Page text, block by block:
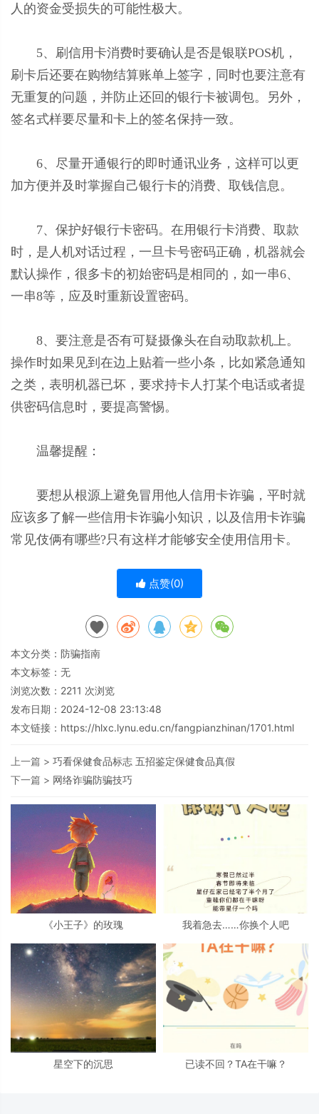
人的资金受损失的可能性极大。
5、刷信用卡消费时要确认是否是银联POS机，
刷卡后还要在购物结算账单上签字，同时也要注意有
无重复的问题，并防止还回的银行卡被调包。另外，
签名式样要尽量和卡上的签名保持一致。
6、尽量开通银行的即时通讯业务，这样可以更
加方便并及时掌握自己银行卡的消费、取钱信息。
7、保护好银行卡密码。在用银行卡消费、取款
时，是人机对话过程，一旦卡号密码正确，机器就会
默认操作，很多卡的初始密码是相同的，如一串6、
一串8等，应及时重新设置密码。
8、要注意是否有可疑摄像头在自动取款机上。
操作时如果见到在边上贴着一些小条，比如紧急通知
之类，表明机器已坏，要求持卡人打某个电话或者提
供密码信息时，要提高警惕。
温馨提醒：
要想从根源上避免冒用他人信用卡诈骗，平时就
应该多了解一些信用卡诈骗小知识，以及信用卡诈骗
常见伎俩有哪些?只有这样才能够安全使用信用卡。
点赞(0)
本文分类： 防骗指南
本文标签：无
浏览次数： 2211 次浏览
发布日期：2024-12-08 23:13:48
本文链接： https://hlxc.lynu.edu.cn/fangpianzhinan/1701.html
上一篇 > 巧看保健食品标志 五招鉴定保健食品真假
下一篇 > 网络诈骗防骗技巧
《小王子》的玫瑰 我着急去……你换个人吧
星空下的沉思 已读不回？TA在干嘛？